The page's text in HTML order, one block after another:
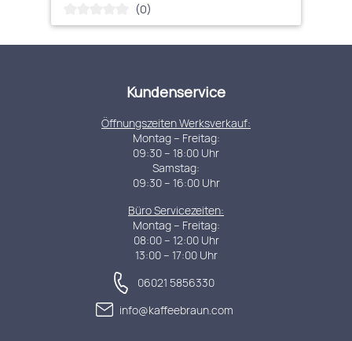
Durchschnittliche Bewertung von 0 von 5 Sternen
(0)
Kundenservice
Öffnungszeiten Werksverkauf:
Montag – Freitag:
09:30 – 18:00 Uhr
Samstag:
09:30 – 16:00 Uhr
Büro Servicezeiten:
Montag – Freitag:
08:00 – 12:00 Uhr
13:00 – 17:00 Uhr
06021 5856330
info@kaffeebraun.com